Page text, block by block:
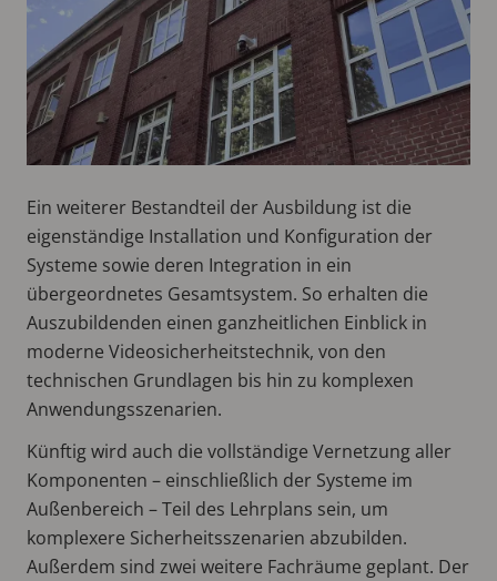
Ein weiterer Bestandteil der Ausbildung ist die
eigenständige Installation und Konfiguration der
Systeme sowie deren Integration in ein
übergeordnetes Gesamtsystem. So erhalten die
Auszubildenden einen ganzheitlichen Einblick in
moderne Videosicherheitstechnik, von den
technischen Grundlagen bis hin zu komplexen
Anwendungsszenarien.
Künftig wird auch die vollständige Vernetzung aller
Komponenten – einschließlich der Systeme im
Außenbereich – Teil des Lehrplans sein, um
komplexere Sicherheitsszenarien abzubilden.
Außerdem sind zwei weitere Fachräume geplant. Der